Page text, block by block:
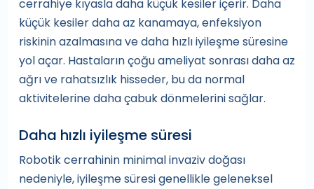
cerrahiye kıyasla daha küçük kesiler içerir. Daha
küçük kesiler daha az kanamaya, enfeksiyon
riskinin azalmasına ve daha hızlı iyileşme süresine
yol açar. Hastaların çoğu ameliyat sonrası daha az
ağrı ve rahatsızlık hisseder, bu da normal
aktivitelerine daha çabuk dönmelerini sağlar.
Daha hızlı iyileşme süresi
Robotik cerrahinin minimal invaziv doğası
nedeniyle, iyileşme süresi genellikle geleneksel